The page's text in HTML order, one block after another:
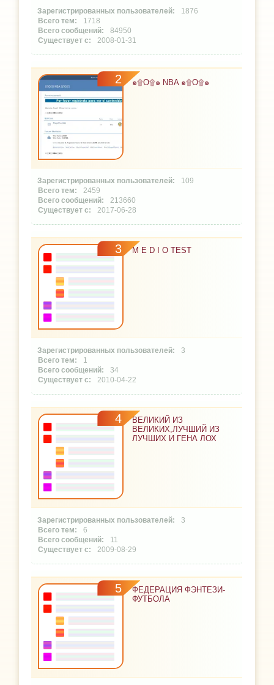
1876
1718
84950
2008-01-31
2 ๑۩O۩๑ NBA ๑۩O۩๑
109
2459
213660
2017-06-28
3 M E D I O TEST
3
1
34
2010-04-22
4
ВЕЛИКИЙ ИЗ
ВЕЛИКИХ,ЛУЧШИЙ ИЗ
ЛУЧШИХ И ГЕНА ЛОХ
3
6
11
2009-08-29
5
ФЕДЕРАЦИЯ ФЭНТЕЗИ-
ФУТБОЛА